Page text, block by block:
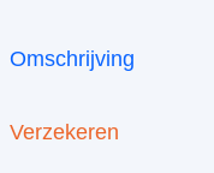
Omschrijving
Verzekeren